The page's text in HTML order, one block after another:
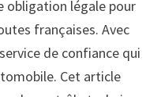
obligation légale pour
françaises. Avec
de confiance qui
Cet article